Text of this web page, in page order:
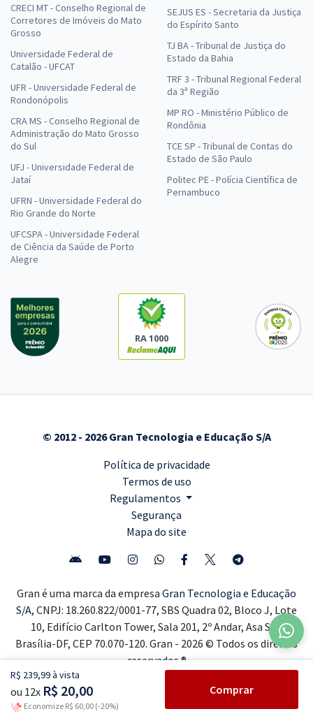
R$ 239,99 à vista
ou 12x R$ 20,00
Economize R$ 60,00 (-20%)
Comprar
CRECI MT - Conselho Regional de
Corretores de Imóveis do Mato
Grosso
Universidade Federal de
Catalão - UFCAT
UFR - Universidade Federal de
Rondonópolis
CRA MS - Conselho Regional de
Administração do Mato Grosso
do Sul
UFJ - Universidade Federal de
Jataí
UFRN - Universidade Federal do
Rio Grande do Norte
UFCSPA - Universidade Federal
de Ciência da Saúde de Porto
Alegre
SEJUS ES - Secretaria da Justiça
do Espírito Santo
TJ BA - Tribunal de Justiça do
Estado da Bahia
TRF 3 - Tribunal Regional Federal
da 3ª Região
MP RO - Ministério Público de
Rondônia
TCE SP - Tribunal de Contas do
Estado de São Paulo
Politec PE - Polícia Científica de
Pernambuco
RA 1000
© 2012 - 2026 Gran Tecnologia e Educação S/A
Política de privacidade
Termos de uso
Regulamentos
Segurança
Mapa do site
Gran é uma marca da empresa Gran Tecnologia e Educação
S/A, CNPJ: 18.260.822/0001-77, SBS Quadra 02, Bloco J, Lote
10, Edifício Carlton Tower, Sala 201, 2º Andar, Asa Sul,
Brasília-DF, CEP 70.070-120. Gran - 2026 © Todos os direitos
reservados ®